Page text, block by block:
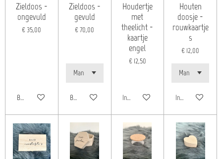
Zieldoos -
ongevuld
€ 35,00
Bekijk details
Zieldoos -
gevuld
€ 70,00
Bekijk details
Houdertje
met
theelicht -
kaartje
engel
€ 12,50
In winkelwagen
Houten
doosje -
rouwkaartje
s
€ 12,00
In winkelwagen